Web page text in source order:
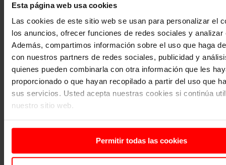
Esta página web usa cookies
Las cookies de este sitio web se usan para personalizar el
los anuncios, ofrecer funciones de redes sociales y analizar
Además, compartimos información sobre el uso que haga
con nuestros partners de redes sociales, publicidad y
quienes pueden combinarla con otra información que les
proporcionado o que hayan recopilado a partir del uso que
sus servicios. Usted acepta nuestras cookies si continúa
nuestro sitio web.
Permitir todas las cookies